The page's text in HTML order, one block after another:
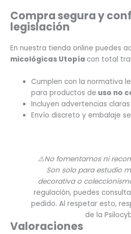
Compra segura y
legislación
En nuestra tienda online puedes
micológicas Utopía con total
Cumplen con la normativa
para productos de uso no
Incluyen advertencias
Envío discreto y embalaje
⚠️No fomentamos ni
Son solo para estudio
decorativa o
regulación, puedes
pedido. Al respetar esto,
de la
Valoraciones